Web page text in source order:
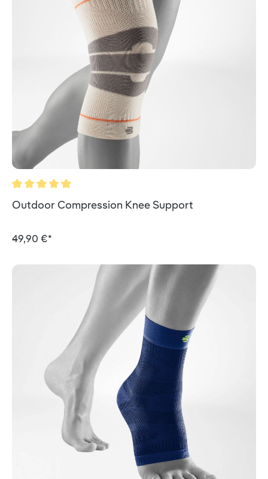
Durchschnittliche Bewertung von 5 von 5 Sternen
Outdoor Compression Knee Support
49,90 €*